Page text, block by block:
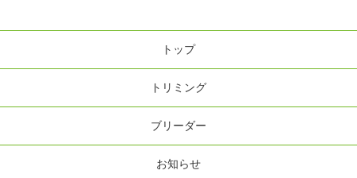
トップ
トリミング
ブリーダー
お知らせ